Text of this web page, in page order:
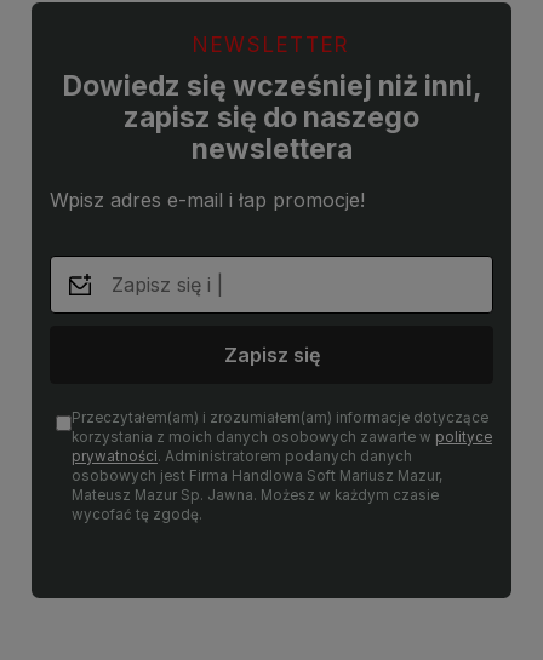
NEWSLETTER
Dowiedz się wcześniej niż inni,
zapisz się do naszego
newslettera
Wpisz adres e-mail i łap promocje!
Zapisz się
Przeczytałem(am) i zrozumiałem(am) informacje dotyczące
korzystania z moich danych osobowych zawarte w polityce
prywatności. Administratorem podanych danych
osobowych jest Firma Handlowa Soft Mariusz Mazur,
Mateusz Mazur Sp. Jawna. Możesz w każdym czasie
wycofać tę zgodę.